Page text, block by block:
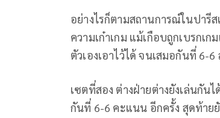
อย่างไรก็ตามสถานการณ์ในปารี
ความเก๋าเกม แม้เกือบถูกเบรกเ
ตัวเองเอาไว้ได้ จนเสมอกันที่ 6-
เซตที่สอง ต่างฝ่ายต่างยังเล่นกัน
กันที่ 6-6 คะแนน อีกครั้ง สุดท้าย